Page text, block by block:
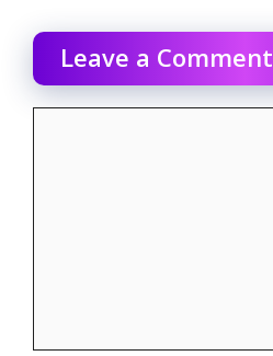
Leave a Comment